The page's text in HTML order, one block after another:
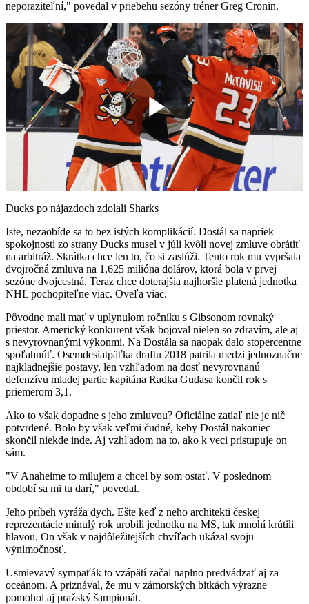
neporaziteľní," povedal v priebehu sezóny tréner Greg Cronin.
Play
Video
Ducks po nájazdoch zdolali Sharks
Iste, nezaobíde sa to bez istých komplikácií. Dostál sa napriek
spokojnosti zo strany Ducks musel v júli kvôli novej zmluve obrátiť
na arbitráž. Skrátka chce len to, čo si zaslúži. Tento rok mu vypršala
dvojročná zmluva na 1,625 milióna dolárov, ktorá bola v prvej
sezóne dvojcestná. Teraz chce doterajšia najhoršie platená jednotka
NHL pochopiteľne viac. Oveľa viac.
Pôvodne mali mať v uplynulom ročníku s Gibsonom rovnaký
priestor. Americký konkurent však bojoval nielen so zdravím, ale aj
s nevyrovnanými výkonmi. Na Dostála sa naopak dalo stopercentne
spoľahnúť. Osemdesiatpäťka draftu 2018 patrila medzi jednoznačne
najkladnejšie postavy, len vzhľadom na dosť nevyrovnanú
defenzívu mladej partie kapitána Radka Gudasa končil rok s
priemerom 3,1.
Ako to však dopadne s jeho zmluvou? Oficiálne zatiaľ nie je nič
potvrdené. Bolo by však veľmi čudné, keby Dostál nakoniec
skončil niekde inde. Aj vzhľadom na to, ako k veci pristupuje on
sám.
"V Anaheime to milujem a chcel by som ostať. V poslednom
období sa mi tu darí," povedal.
Jeho príbeh vyráža dych. Ešte keď z neho architekti českej
reprezentácie minulý rok urobili jednotku na MS, tak mnohí krútili
hlavou. On však v najdôležitejších chvíľach ukázal svoju
výnimočnosť.
Usmievavý sympaťák to vzápätí začal naplno predvádzať aj za
oceánom. A priznával, že mu v zámorských bitkách výrazne
pomohol aj pražský šampionát.